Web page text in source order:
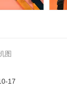
图
17